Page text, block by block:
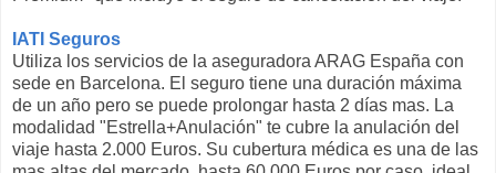
IATI Seguros
Utiliza los servicios de la aseguradora ARAG España con
sede en Barcelona. El seguro tiene una duración máxima
de un año pero se puede prolongar hasta 2 días mas. La
modalidad "Estrella+Anulación" te cubre la anulación del
viaje hasta 2.000 Euros. Su cubertura médica es una de las